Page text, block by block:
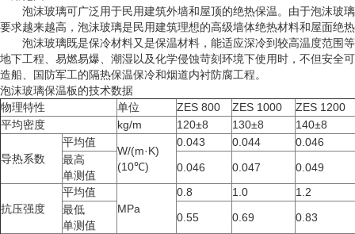
泡沫玻璃可广泛用于民用建筑外墙和屋顶的绝热保温。由于泡沫玻
要求越来越高，泡沫玻璃是民用建筑理想的高级墙体绝热材料和屋面绝
泡沫玻璃既是保冷材料又是保温材料，能适应深冷到较高温度范围
地下工程、易燃易爆、潮湿以及化学侵蚀苛刻环境下使用时，不但安全
造船、国防军工的隔热保温保冷和烟道内衬防腐工程。
泡沫玻璃保温板的技术数据
物理特性
单位 ZES 800 ZES 1000
ZES 1200
平均密度
kg/m 120±8 130±8 140±8
导热系数
平均值
W/(m·K)
(10℃)
0.043 0.044
0.046
最高
单测值
0.046 0.047 0.049
抗压强度
平均值
MPa
0.8 1.0
1.2
最低
单测值
0.55 0.69
0.83